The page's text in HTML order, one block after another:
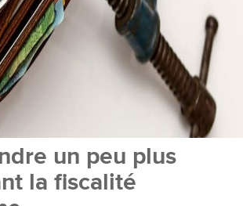
un peu plus
la fiscalité